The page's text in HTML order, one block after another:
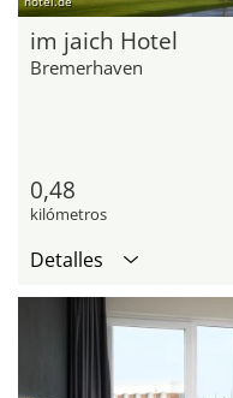
im jaich Hotel
Bremerhaven
0,48
kilómetros
Detalles